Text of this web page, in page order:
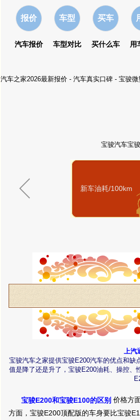
报价
汽车报价
车型
车型对比
买车
买什么车 用
汽车之家2026最新报价 - 汽车真实口碑 - 宝骏微
宝骏汽车宝
新车油耗/100km
上汽
宝骏汽车之家提供宝骏E200汽车的优点和
值是降了还是升了，宝骏E200油耗、操控
宝骏E200和宝骏E100的区别 价格方
方面，宝骏E200顶配版的车身要比宝骏